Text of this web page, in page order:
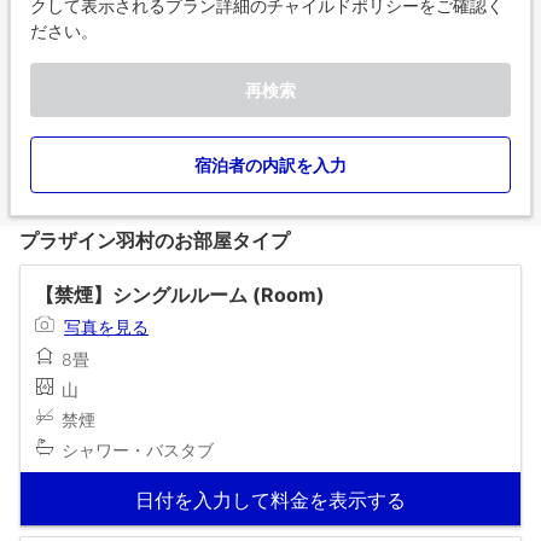
クして表示されるプラン詳細のチャイルドポリシーをご確認く
ださい。
再検索
宿泊者の内訳を入力
プラザイン羽村のお部屋タイプ
【禁煙】シングルルーム (Room)
写真を見る
8畳
山
禁煙
シャワー・バスタブ
日付を入力して料金を表示する